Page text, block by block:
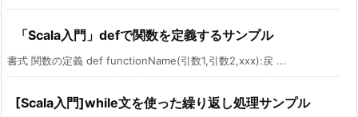
「Scala入門」defで関数を定義するサンプル
書式 関数の定義 def functionName(引数1,引数2,xxx):戻 ...
[Scala入門]while文を使った繰り返し処理サンプル